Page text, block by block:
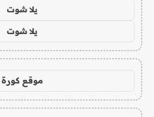
يلا شوت
يلا شوت
موقع كورة